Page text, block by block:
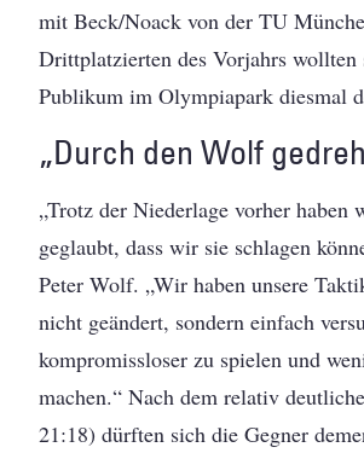
mit Beck/Noack von der TU
Drittplatzierten des Vorjahrs wollten
Publikum im Olympiapark diesmal
„Durch den Wolf
„Trotz der Niederlage vorher haben
geglaubt, dass wir sie schlagen
Peter Wolf. „Wir haben unsere
nicht geändert, sondern einfach
kompromissloser zu spielen und
machen.“ Nach dem relativ
21:18) dürften sich die Gegner